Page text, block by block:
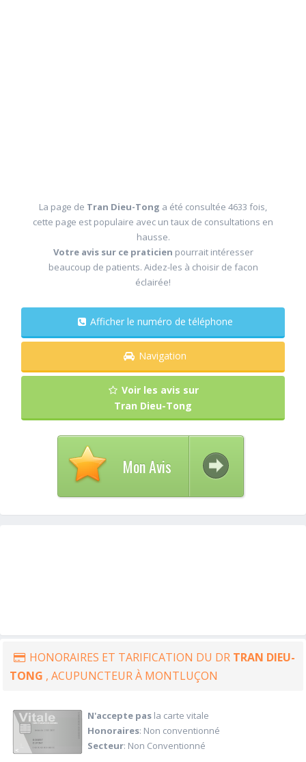
La page de Tran Dieu-Tong a été consultée 4633 fois,
cette page est populaire avec un taux de consultations en
hausse.
Votre avis sur ce praticien pourrait intéresser
beaucoup de patients. Aidez-les à choisir de facon
éclairée!
Afficher le numéro de téléphone
Navigation
Voir les avis sur
Tran Dieu-Tong
Mon Avis
HONORAIRES ET TARIFICATION DU DR TRAN DIEU-
TONG , ACUPUNCTEUR À MONTLUÇON
N'accepte pasla carte vitale
Honoraires: Non conventionné
Secteur: Non Conventionné